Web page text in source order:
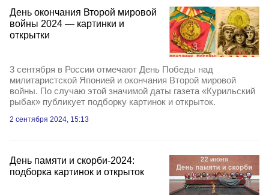
День окончания Второй мировой
войны 2024 — картинки и
открытки
3 сентября в России отмечают День Победы над
милитаристской Японией и окончания Второй мировой
войны. По случаю этой значимой даты газета «Курильский
рыбак» публикует подборку картинок и открыток.
2 сентября 2024, 15:13
День памяти и скорби-2024:
подборка картинок и открыток